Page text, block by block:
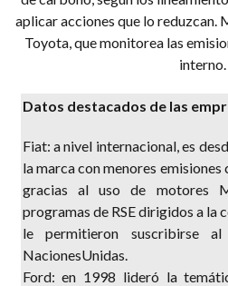
aplicar acciones que lo
Toyota, que monitorea las
interno.
Datos destacados de las
Fiat: a nivel internacional, es
la marca con menores
gracias al uso de motores
programas de RSE dirigidos a la
le permitieron suscribirse
NacionesUnidas.
Ford: en 1998 lideró la